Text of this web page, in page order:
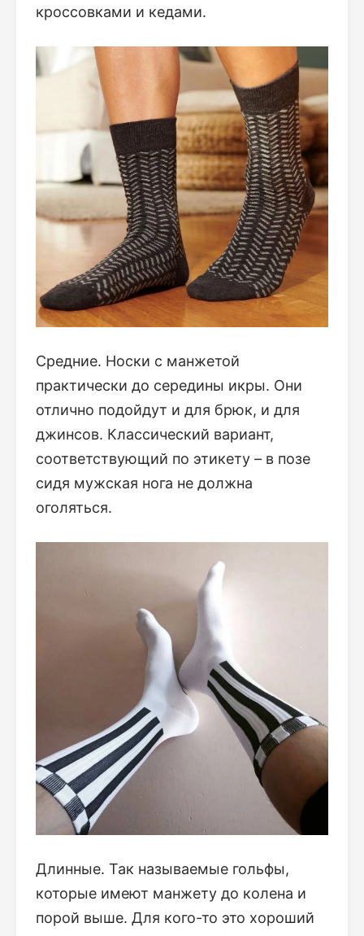
кроссовками и кедами.
Средние. Носки с манжетой
практически до середины икры. Они
отлично подойдут и для брюк, и для
джинсов. Классический вариант,
соответствующий по этикету – в позе
сидя мужская нога не должна
оголяться.
Длинные. Так называемые гольфы,
которые имеют манжету до колена и
порой выше. Для кого-то это хороший